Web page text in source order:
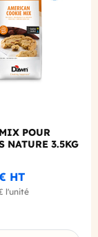
POUR
NATURE 3.5KG
HT
l'unité